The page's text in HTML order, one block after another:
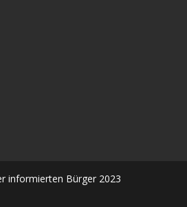
informierten Bürger 2023